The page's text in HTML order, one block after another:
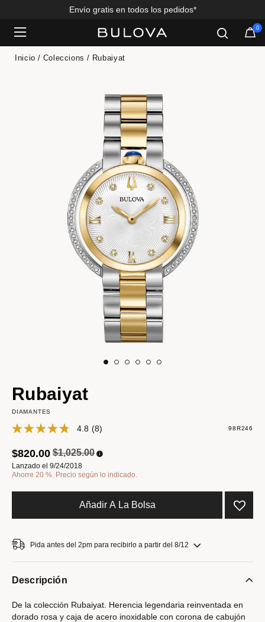
Envío gratis en todos los pedidos*
0
Inicio Coleccions Rubaiyat
Rubaiyat
DIAMANTES
4.8 (8) 98R246
Precio reducido de
$1,025.00a
$820.00
Lanzado el 9/24/2018
Ahorre 20 %. Precio según lo indicado.
Añadir A La Bolsa
Pida antes del 2pm para recibirlo a partir del 8/12
Descripción
De la colección Rubaiyat. Herencia legendaria reinventada en
dorado rosa y caja de acero inoxidable con corona de cabujón
Added to Manage Wishlist